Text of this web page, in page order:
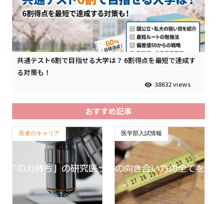
共通テスト6割で目指せる大学は？ 6割得点を最短で達成す
る対策も！
38632 views
おすすめ記事
医者のキャリア 医学部入試情報